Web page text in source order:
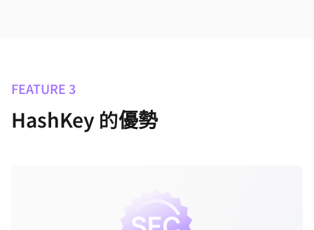
FEATURE 3
HashKey 的優勢